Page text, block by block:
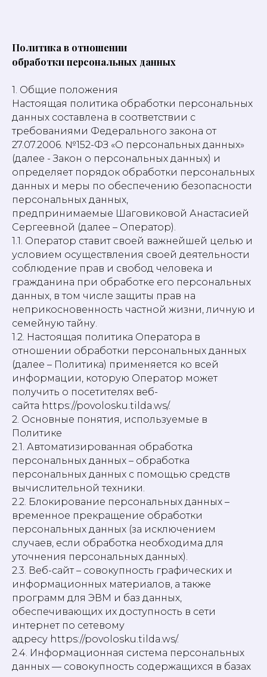
Политика в отношении
обработки персональных данных
1. Общие положения
Настоящая политика обработки персональных
данных составлена в соответствии с
требованиями Федерального закона от
27.07.2006. №152-ФЗ «О персональных данных»
(далее - Закон о персональных данных) и
определяет порядок обработки персональных
данных и меры по обеспечению безопасности
персональных данных,
предпринимаемые Шаговиковой Анастасией
Сергеевной (далее – Оператор).
1.1. Оператор ставит своей важнейшей целью и
условием осуществления своей деятельности
соблюдение прав и свобод человека и
гражданина при обработке его персональных
данных, в том числе защиты прав на
неприкосновенность частной жизни, личную и
семейную тайну.
1.2. Настоящая политика Оператора в
отношении обработки персональных данных
(далее – Политика) применяется ко всей
информации, которую Оператор может
получить о посетителях веб-
сайта https://povolosku.tilda.ws/.
2. Основные понятия, используемые в
Политике
2.1. Автоматизированная обработка
персональных данных – обработка
персональных данных с помощью средств
вычислительной техники.
2.2. Блокирование персональных данных –
временное прекращение обработки
персональных данных (за исключением
случаев, если обработка необходима для
уточнения персональных данных).
2.3. Веб-сайт – совокупность графических и
информационных материалов, а также
программ для ЭВМ и баз данных,
обеспечивающих их доступность в сети
интернет по сетевому
адресу https://povolosku.tilda.ws/.
2.4. Информационная система персональных
данных — совокупность содержащихся в базах